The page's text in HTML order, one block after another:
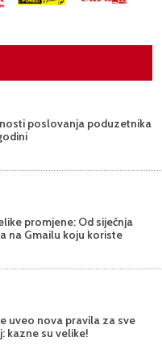
poslovanja poduzetnika
promjene: Od siječnja
na Gmailu koju koriste
uveo nova pravila za sve
kazne su velike!